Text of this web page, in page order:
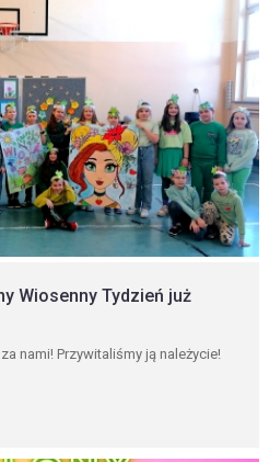
Wiosenny Tydzień już
nami! Przywitaliśmy ją należycie!